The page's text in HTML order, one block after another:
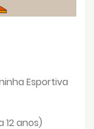
Esportiva
12 anos)